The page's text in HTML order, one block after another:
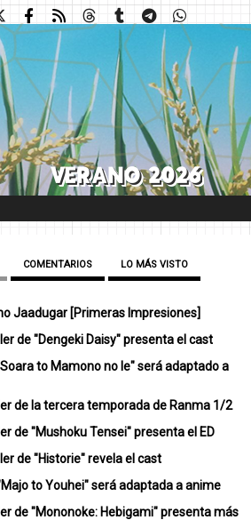
COMENTARIOS LO MÁS VISTO
Jaadugar [Primeras Impresiones]
de "Dengeki Daisy" presenta el cast
to Mamono no Ie" será adaptado a
de la tercera temporada de Ranma 1/2
de "Mushoku Tensei" presenta el ED
de "Historie" revela el cast
to Youhei" será adaptada a anime
de "Mononoke: Hebigami" presenta más